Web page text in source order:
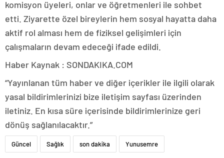
komisyon üyeleri, onlar ve öğretmenleri ile sohbet
etti. Ziyarette özel bireylerin hem sosyal hayatta daha
aktif rol alması hem de fiziksel gelişimleri için
çalışmaların devam edeceği ifade edildi.
Haber Kaynak : SONDAKIKA.COM
“Yayınlanan tüm haber ve diğer içerikler ile ilgili olarak
yasal bildirimlerinizi bize iletişim sayfası üzerinden
iletiniz. En kısa süre içerisinde bildirimlerinize geri
dönüş sağlanılacaktır.”
Güncel Sağlık son dakika Yunusemre